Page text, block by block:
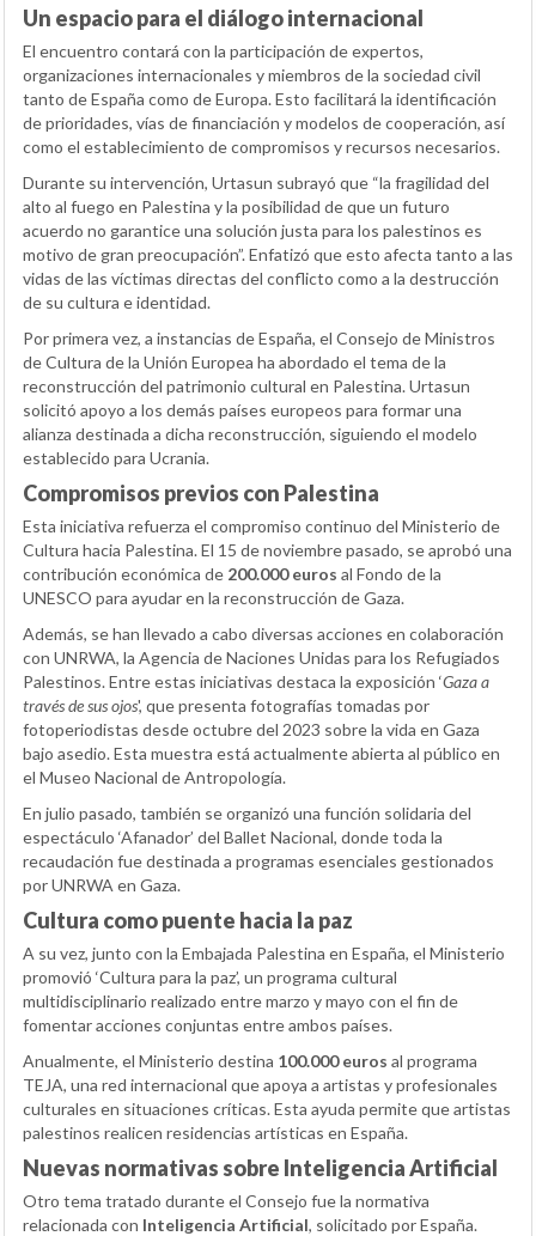
Un espacio para el diálogo internacional
El encuentro contará con la participación de expertos,
organizaciones internacionales y miembros de la sociedad civil
tanto de España como de Europa. Esto facilitará la identificación
de prioridades, vías de financiación y modelos de cooperación, así
como el establecimiento de compromisos y recursos necesarios.
Durante su intervención, Urtasun subrayó que “la fragilidad del
alto al fuego en Palestina y la posibilidad de que un futuro
acuerdo no garantice una solución justa para los palestinos es
motivo de gran preocupación”. Enfatizó que esto afecta tanto a las
vidas de las víctimas directas del conflicto como a la destrucción
de su cultura e identidad.
Por primera vez, a instancias de España, el Consejo de Ministros
de Cultura de la Unión Europea ha abordado el tema de la
reconstrucción del patrimonio cultural en Palestina. Urtasun
solicitó apoyo a los demás países europeos para formar una
alianza destinada a dicha reconstrucción, siguiendo el modelo
establecido para Ucrania.
Compromisos previos con Palestina
Esta iniciativa refuerza el compromiso continuo del Ministerio de
Cultura hacia Palestina. El 15 de noviembre pasado, se aprobó una
contribución económica de 200.000 euros al Fondo de la
UNESCO para ayudar en la reconstrucción de Gaza.
Además, se han llevado a cabo diversas acciones en colaboración
con UNRWA, la Agencia de Naciones Unidas para los Refugiados
Palestinos. Entre estas iniciativas destaca la exposición ‘Gaza a
través de sus ojos', que presenta fotografías tomadas por
fotoperiodistas desde octubre del 2023 sobre la vida en Gaza
bajo asedio. Esta muestra está actualmente abierta al público en
el Museo Nacional de Antropología.
En julio pasado, también se organizó una función solidaria del
espectáculo ‘Afanador’ del Ballet Nacional, donde toda la
recaudación fue destinada a programas esenciales gestionados
por UNRWA en Gaza.
Cultura como puente hacia la paz
A su vez, junto con la Embajada Palestina en España, el Ministerio
promovió ‘Cultura para la paz’, un programa cultural
multidisciplinario realizado entre marzo y mayo con el fin de
fomentar acciones conjuntas entre ambos países.
Anualmente, el Ministerio destina 100.000 euros al programa
TEJA, una red internacional que apoya a artistas y profesionales
culturales en situaciones críticas. Esta ayuda permite que artistas
palestinos realicen residencias artísticas en España.
Nuevas normativas sobre Inteligencia Artificial
Otro tema tratado durante el Consejo fue la normativa
relacionada con Inteligencia Artificial, solicitado por España.